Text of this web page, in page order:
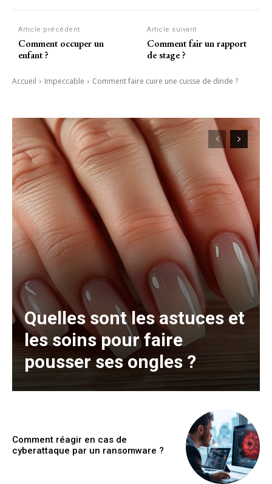
Article précédent
Comment occuper un
enfant ?
Article suivant
Comment fair un rapport
de stage ?
Accueil Impeccable Comment faire cuire une cuisse de dinde ?
Quelles sont les astuces et
les soins pour faire
pousser ses ongles ?
Comment réagir en cas de
cyberattaque par un ransomware ?